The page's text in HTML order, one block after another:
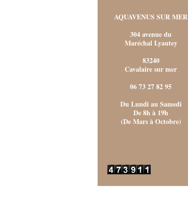
AQUAVENUS SUR MER
304 avenue du
Maréchal Lyautey
83240
Cavalaire sur mer
06 73 27 82 95
Du Lundi au Samedi
De 8h à 19h
(De Mars à Octobre)